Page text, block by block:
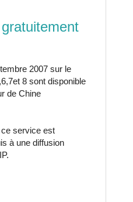
2007 sur le
8 sont disponible
de Chine
service est
à une diffusion